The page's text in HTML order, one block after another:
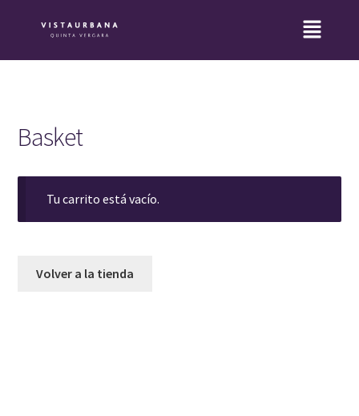
Basket
Tu carrito está vacío.
Volver a la tienda